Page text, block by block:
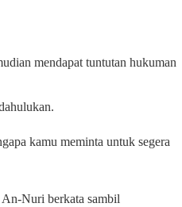
mendapat tuntutan hukuman
kamu meminta untuk segera
An-Nuri berkata sambil